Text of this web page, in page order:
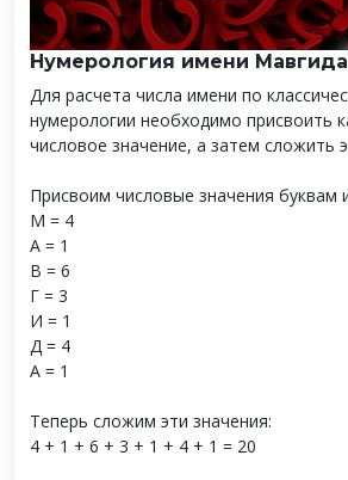
Нумерология имени Мавгида
Для расчета числа имени по
нумерологии необходимо присвоить
числовое значение, а затем сложить
Присвоим числовые значения буквам
М = 4
А = 1
В = 6
Г = 3
И = 1
Д = 4
А = 1
Теперь сложим эти значения:
4 + 1 + 6 + 3 + 1 + 4 + 1 = 20